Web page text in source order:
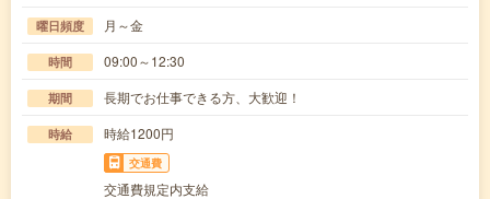
曜日頻度 月～金
時間 09:00～12:30
期間 長期でお仕事できる方、大歓迎！
時給 時給1200円
交通費
交通費規定内支給